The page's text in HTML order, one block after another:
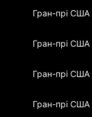
Гран-прі США
Гран-прі США
Гран-прі США
Гран-прі США